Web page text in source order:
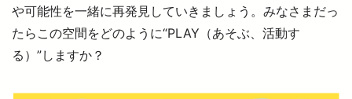
や可能性を一緒に再発見していきましょう。みなさまだっ
たらこの空間をどのように“PLAY（あそぶ、活動す
る）”しますか？